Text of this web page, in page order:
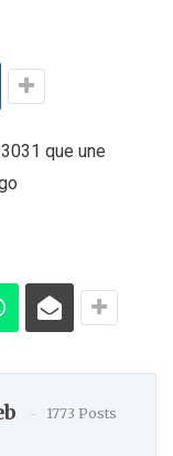
que une
1773 Posts